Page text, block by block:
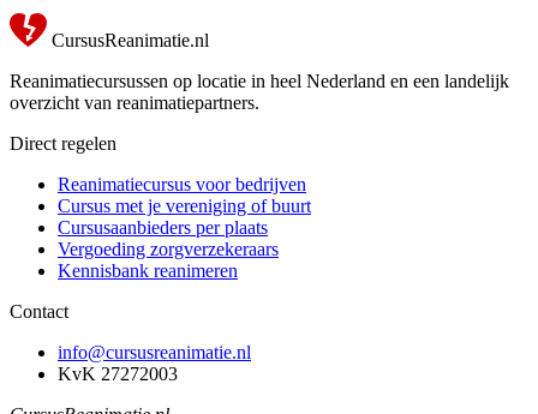
CursusReanimatie.nl
Reanimatiecursussen op locatie in heel Nederland en een landelijk
overzicht van reanimatiepartners.
Direct regelen
Reanimatiecursus voor bedrijven
Cursus met je vereniging of buurt
Cursusaanbieders per plaats
Vergoeding zorgverzekeraars
Kennisbank reanimeren
Contact
info@cursusreanimatie.nl
KvK 27272003